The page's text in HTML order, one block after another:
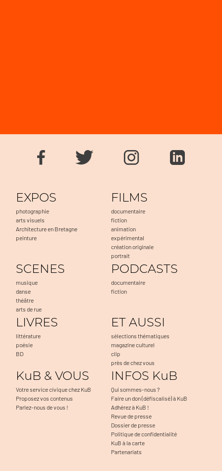
EXPOS
photographie
arts visuels
Architecture en Bretagne
peinture
FILMS
documentaire
fiction
animation
expérimental
création originale
portrait
SCENES
musique
danse
théâtre
arts de rue
PODCASTS
documentaire
fiction
LIVRES
littérature
poésie
BD
ET AUSSI
sélections thématiques
magazine culturel
clip
près de chez vous
KuB & VOUS
Votre service civique chez KuB
Proposez vos contenus
Parlez-nous de vous !
INFOS KuB
Qui sommes-nous ?
Faire un don (défiscalisé) à KuB
Adhérez à KuB !
Revue de presse
Dossier de presse
Politique de confidentialité
KuB à la carte
Partenariats